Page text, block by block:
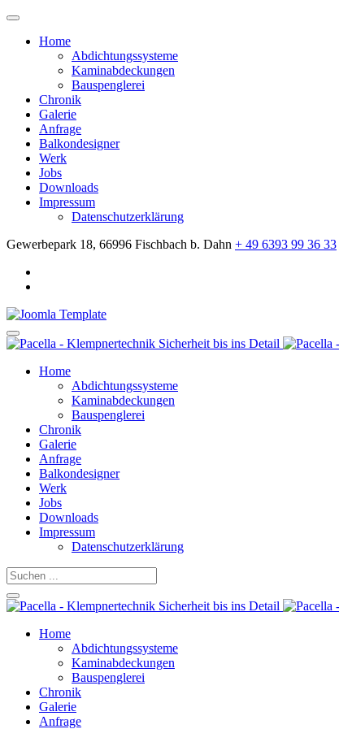
Home
Abdichtungssysteme
Kaminabdeckungen
Bauspenglerei
Chronik
Galerie
Anfrage
Balkondesigner
Werk
Jobs
Downloads
Impressum
Datenschutzerklärung
Gewerbepark 18, 66996 Fischbach b. Dahn + 49 6393 99 36 33
Home
Abdichtungssysteme
Kaminabdeckungen
Bauspenglerei
Chronik
Galerie
Anfrage
Balkondesigner
Werk
Jobs
Downloads
Impressum
Datenschutzerklärung
Home
Abdichtungssysteme
Kaminabdeckungen
Bauspenglerei
Chronik
Galerie
Anfrage